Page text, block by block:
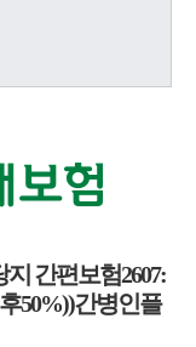
간편보험2607:
50%))간병인플